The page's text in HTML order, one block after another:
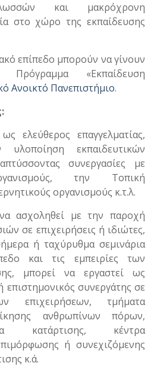
και μακρόχρονη
στο χώρο της εκπαίδευσης
επίπεδο μπορούν να γίνουν
Πρόγραμμα «Εκπαίδευση
Ανοικτό Πανεπιστήμιο.
ελεύθερος επαγγελματίας,
υλοποίηση εκπαιδευτικών
συνεργασίες με
την Τοπική
οργανισμούς κ.τ.λ.
ασχοληθεί με την παροχή
σε επιχειρήσεις ή ιδιώτες,
ή ταχύρυθμα σεμινάρια
και τις εμπειρίες των
μπορεί να εργαστεί ως
επιστημονικός συνεργάτης σε
επιχειρήσεων, τμήματα
ανθρωπίνων πόρων,
κατάρτισης, κέντρα
ή συνεχιζόμενης
κ.ά.